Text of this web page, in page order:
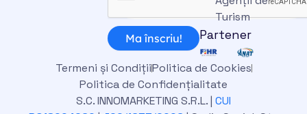
Ma înscriu!
Turism
Partener
Termeni și CondițiiPolitica de Cookies
Politica de Confidențialitate
S.C. INNOMARKETING S.R.L. | CUI